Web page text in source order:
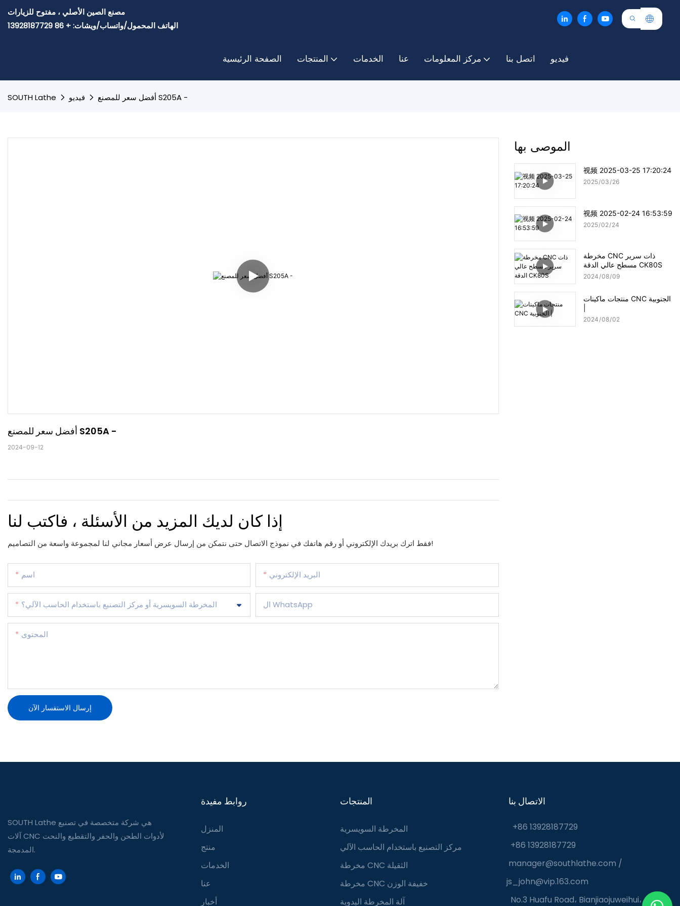
الهاتف المحمول/واتساب/ويشات: + 86 13928187729
الصفحة الرئيسية المنتجات الخدمات عنا مركز المعلومات اتصل بنا فيديو
SOUTH Lathe فيديو أفضل سعر للمصنع S205A -
أفضل سعر للمصنع S205A -
2024-09-12
إذا كان لديك المزيد من الأسئلة ، فاكتب لنا
فقط اترك بريدك الإلكتروني أو رقم هاتفك في نموذج الاتصال حتى نتمكن من إرسال عرض أسعار مجاني لنا لمجموعة واسعة من التصاميم!
اسم البريد الإلكتروني
المخرطة السويسرية أو مركز التصنيع باستخدام الحاسب الآلي؟ ال WhatsApp
المحتوى
إرسال الاستفسار الآن
الموصى بها
视频 2025-03-25 17:20:24
2025 03 26
视频 2025-02-24 16:53:59
2025 02 24
مخرطة CNC ذات سرير
مسطح عالي الدقة CK80S
2024 08 09
منتجات ماكينات CNC الجنوبية
2024 08 02
SOUTH Lathe هي شركة متخصصة في تصنيع
آلات CNC لأدوات الطحن والحفر والتقطيع والنحت
المدمجة.
روابط مفيدة
المنزل
منتج
الخدمات
عنا
أخبار
المنتجات
المخرطة السويسرية
مركز التصنيع باستخدام الحاسب الآلي
مخرطة CNC الثقيلة
مخرطة CNC خفيفة الوزن
آلة المخرطة اليدوية
الاتصال بنا
+86 13928187729
+86 13928187729
manager@southlathe.com /
js_john@vip.163.com
No.3 Huafu Road، Bianjiaojuweihui،